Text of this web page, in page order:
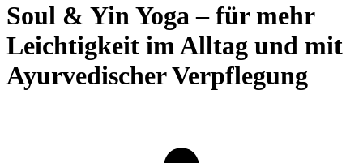
Soul & Yin Yoga – für mehr
Leichtigkeit im Alltag und mit
Ayurvedischer Verpflegung